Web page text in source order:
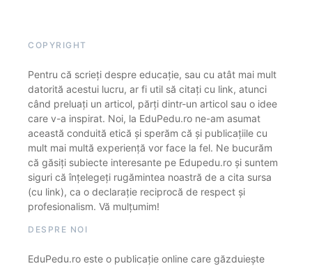
COPYRIGHT
Pentru că scrieți despre educație, sau cu atât mai mult
datorită acestui lucru, ar fi util să citați cu link, atunci
când preluați un articol, părți dintr-un articol sau o idee
care v-a inspirat. Noi, la EduPedu.ro ne-am asumat
această conduită etică și sperăm că și publicațiile cu
mult mai multă experiență vor face la fel. Ne bucurăm
că găsiți subiecte interesante pe Edupedu.ro și suntem
siguri că înțelegeți rugămintea noastră de a cita sursa
(cu link), ca o declarație reciprocă de respect și
profesionalism. Vă mulțumim!
DESPRE NOI
EduPedu.ro este o publicație online care găzduiește